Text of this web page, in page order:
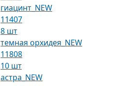
гиацинт_NEW
11407
8 шт
темная орхидея_NEW
11808
10 шт
астра_NEW